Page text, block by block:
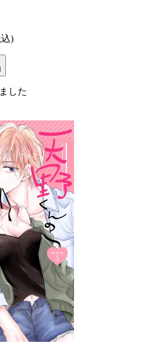
)
した